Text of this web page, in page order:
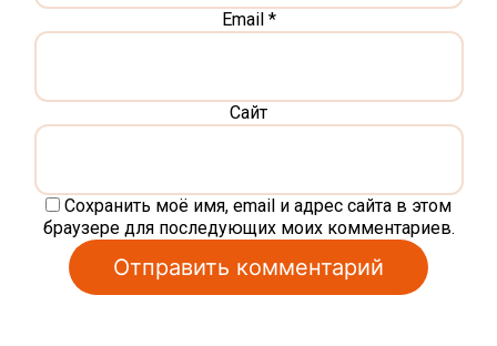
Email *
Сайт
Сохранить моё имя, email и адрес сайта в этом
браузере для последующих моих комментариев.